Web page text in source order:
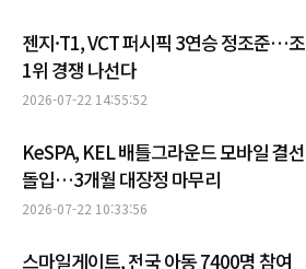
젠지·T1, VCT 퍼시픽 3연승 정조준…조
1위 경쟁 나선다
2026-07-22 14:55:52
KeSPA, KEL 배틀그라운드 모바일 결선
돌입…3개월 대장정 마무리
2026-07-22 10:33:56
스마일게이트, 전국 아동 7400명 참여